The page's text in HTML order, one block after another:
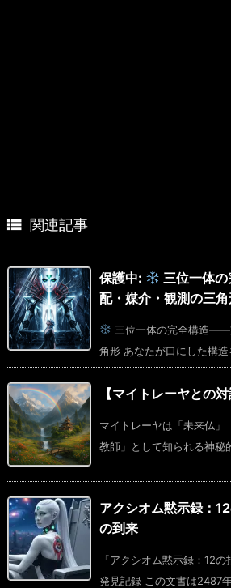
 関連記事
保護中:
三位一体
配・媒介・観測の三
三位一体の完全構造――
角形 あなたが口にした構
【マイトレーヤとの
マイトレーヤは「未来仏」
教師」として知られる神秘
アクシオム黙示録：
の到来
『アクシオム黙示録：12の
発見記録 この文書は2487